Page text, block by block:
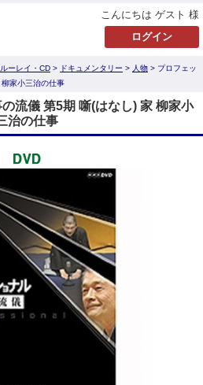
こんにちは ゲスト 様
ーレイ・CD > ドキュメンタリー > 人物 > プロフェッ
家小三治の仕事
流儀 第5期 噺(はなし) 家 柳家小
治の仕事